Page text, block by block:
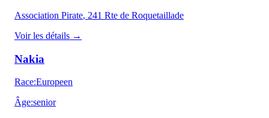
Association Pirate, 241 Rte de Roquetaillade
Voir les détails →
Nakia
Race:Europeen
Âge:senior